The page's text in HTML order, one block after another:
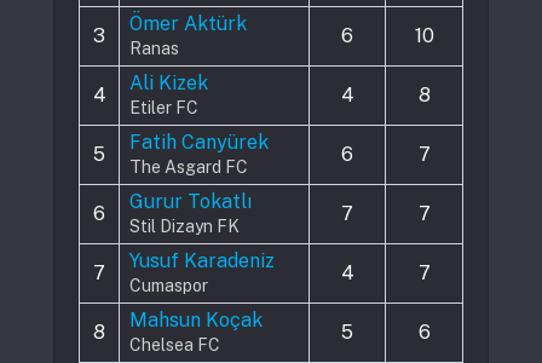
3
Ömer Aktürk
Ranas
6 10
4
Ali Kizek
Etiler FC
4 8
5
Fatih Canyürek
The Asgard FC
6 7
6
Gurur Tokatlı
Stil Dizayn FK
7 7
7
Yusuf Karadeniz
Cumaspor
4 7
8
Mahsun Koçak
Chelsea FC
5 6